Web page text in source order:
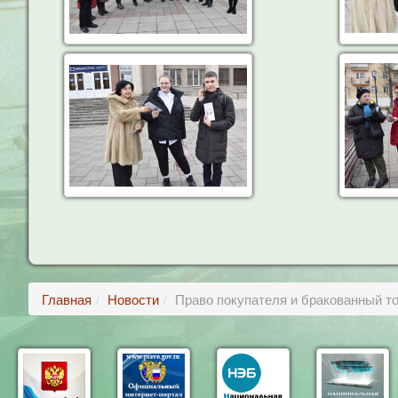
Главная Новости Право покупателя и бракованный